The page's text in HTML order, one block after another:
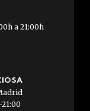
a 21:00h
21:00